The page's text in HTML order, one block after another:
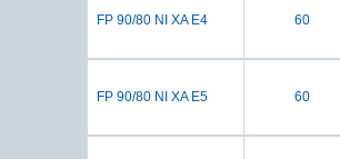
FP 90/80 NI XA E4 60
FP 90/80 NI XA E5 60